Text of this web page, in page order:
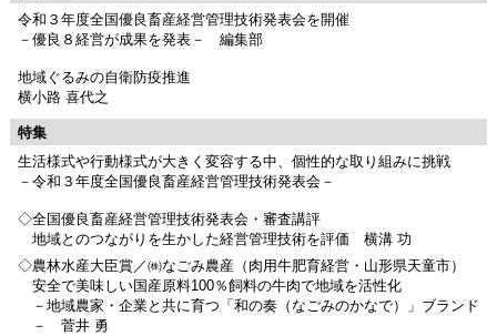
令和３年度全国優良畜産経営管理技術発表会を開催
－優良８経営が成果を発表－ 編集部
地域ぐるみの自衛防疫推進
横小路 喜代之
特集
生活様式や行動様式が大きく変容する中、個性的な取り組みに挑戦
－令和３年度全国優良畜産経営管理技術発表会－
◇全国優良畜産経営管理技術発表会・審査講評
地域とのつながりを生かした経営管理技術を評価 横溝 功
◇農林水産大臣賞／㈱なごみ農産（肉用牛肥育経営・山形県天童市）
安全で美味しい国産原料100％飼料の牛肉で地域を活性化
－地域農家・企業と共に育つ「和の奏（なごみのかなで）」ブランド
－ 菅井 勇